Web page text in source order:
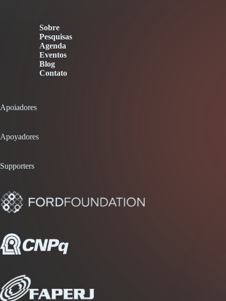
Sobre
Pesquisas
Agenda
Eventos
Blog
Contato
Apoiadores
Apoyadores
Supporters